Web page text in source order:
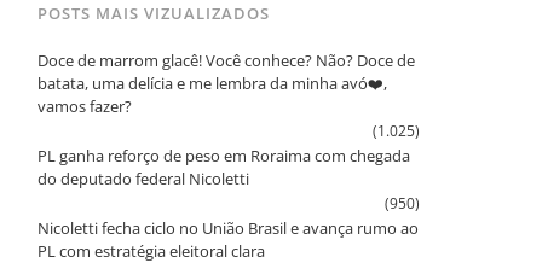
POSTS MAIS VIZUALIZADOS
Doce de marrom glacê! Você conhece? Não? Doce de
batata, uma delícia e me lembra da minha avó❤️,
vamos fazer?
(1.025)
PL ganha reforço de peso em Roraima com chegada
do deputado federal Nicoletti
(950)
Nicoletti fecha ciclo no União Brasil e avança rumo ao
PL com estratégia eleitoral clara